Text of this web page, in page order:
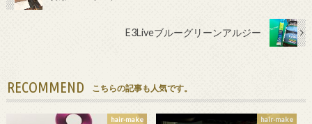
E3Liveブルーグリーンアルジー
RECOMMEND こちらの記事も人気です。
hair-make hair-make